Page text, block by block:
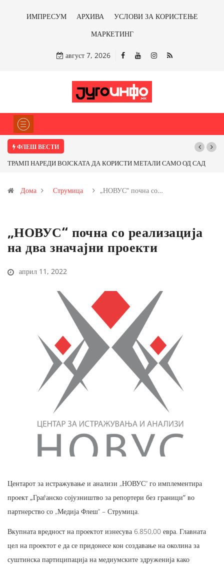
ИМПРЕСУМ АРХИВА
УСЛОВИ ЗА КОРИСТЕЊЕ
МАРКЕТИНГ
август 7, 2026
ФЛЕШ ВЕСТИ
ТРАМП НАРЕДИ ВОЈСКАТА ДА КОРИСТИ МЕТАЛИ САМО ОД САД
Иловица и со антимонот?
Дома Струмица „НОВУС“ почна со…
„НОВУС“ почна со реализација
на два значајни проекти
април 11, 2022
Центарот за истражување и анализи „НОВУС“ го имплементира
проект „Граѓанско сојузништво за репортери без граници“ во
партнерство со „Медија Флеш“ – Струмица.
Вкупната вредност на проектот изнесува 6.850,00 евра. Главната
цел на проектот е да се придонесе кон создавање на околина за
суштинска партиципација на медиумските здруженија како